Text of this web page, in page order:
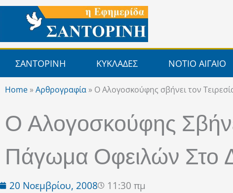
Μετάβαση
περιεχόμενο
ΣΑΝΤΟΡΙΝΗ ΚΥΚΛΑΔΕΣ ΝΟΤΙΟ ΑΙΓΑΙΟ
Home »Αρθρογραφία » Ο Αλογοσκούφης σβήνει τον
Ο Αλογοσκούφης
Πάγωμα Οφειλών Στο
20 Νοεμβρίου, 2008 11:30 πμ